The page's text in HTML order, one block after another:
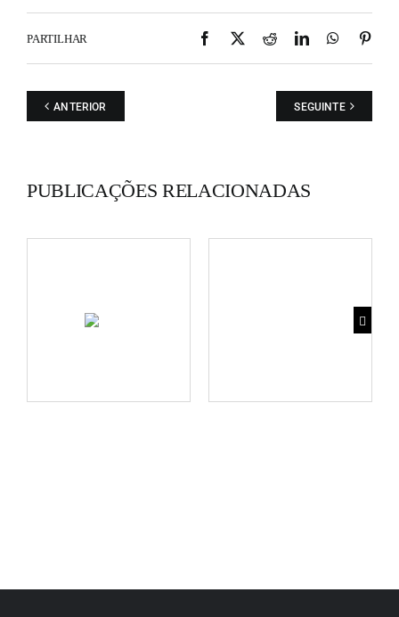
PARTILHAR Facebook
X RedditLinkedIn
ANTERIOR SEGUINTE
PUBLICAÇÕES RELACIONADAS